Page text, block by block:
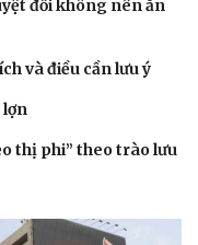
đối không nên ăn
và điều cần lưu ý
thị phi” theo trào lưu